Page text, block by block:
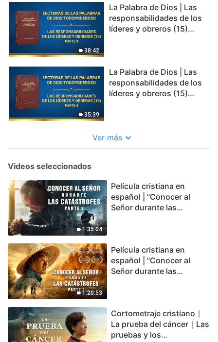
38:42
La Palabra de Dios | Las
responsabilidades de los
líderes y obreros (15)
35:39
La Palabra de Dios | Las
responsabilidades de los
líderes y obreros (15)
Ver más
Videos seleccionados
1:35:04
Película cristiana en
español | "Conocer al
Señor durante las
podemos sobrevivir?
1:20:53
Película cristiana en
español | "Conocer al
Señor durante las
encontrarás refugio?
Cortometraje cristiano｜
La prueba del cáncer｜Las
pruebas y los